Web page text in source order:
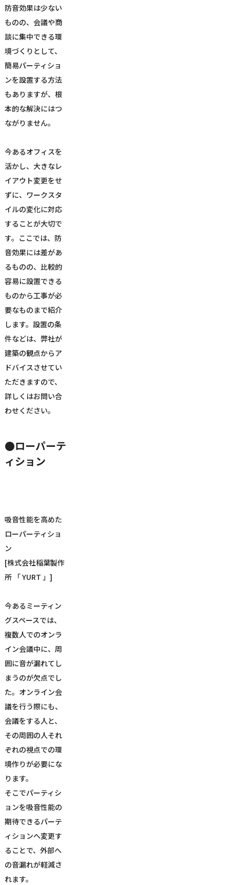
防音効果は少ない
ものの、会議や商
談に集中できる環
境づくりとして、
簡易パーティショ
ンを設置する方法
もありますが、根
本的な解決にはつ
ながりません。
今あるオフィスを
活かし、大きなレ
イアウト変更をせ
ずに、ワークスタ
イルの変化に対応
することが大切で
す。ここでは、防
音効果には差があ
るものの、比較的
容易に設置できる
ものから工事が必
要なものまで紹介
します。設置の条
件などは、弊社が
建築の観点からア
ドバイスさせてい
ただきますので、
詳しくはお問い合
わせください。
●ローパーテ
ィション
吸音性能を高めた
ローパーティショ
ン
[株式会社稲葉製作
所 「 YURT 」]
今あるミーティン
グスペースでは、
複数人でのオンラ
イン会議中に、周
囲に音が漏れてし
まうのが欠点でし
た。オンライン会
議を行う際にも、
会議をする人と、
その周囲の人それ
ぞれの視点での環
境作りが必要にな
ります。
そこでパーティシ
ョンを吸音性能の
期待できるパーテ
ィションへ変更す
ることで、外部へ
の音漏れが軽減さ
れます。